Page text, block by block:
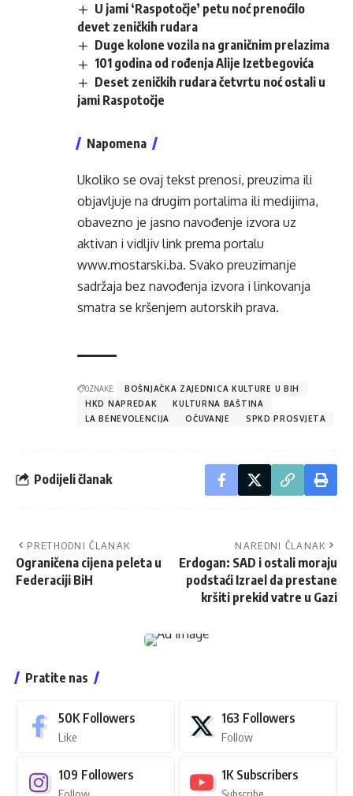
U jami ‘Raspotočje’ petu noć prenoćilo
devet zeničkih rudara
Duge kolone vozila na graničnim prelazima
101 godina od rođenja Alije Izetbegovića
Deset zeničkih rudara četvrtu noć ostali u
jami Raspotočje
Napomena
Ukoliko se ovaj tekst prenosi, preuzima ili
objavljuje na drugim portalima ili medijima,
obavezno je jasno navođenje izvora uz
aktivan i vidljiv link prema portalu
www.mostarski.ba. Svako preuzimanje
sadržaja bez navođenja izvora i linkovanja
smatra se kršenjem autorskih prava.
OZNAKE:
BOŠNJAČKA ZAJEDNICA KULTURE U BIH
HKD NAPREDAK
KULTURNA BAŠTINA
LA BENEVOLENCIJA
OČUVANJE SPKD PROSVJETA
Podijeli članak
PRETHODNI ČLANAK
Ograničena cijena peleta u
Federaciji BiH
NAREDNI ČLANAK
Erdogan: SAD i ostali moraju
podstaći Izrael da prestane
kršiti prekid vatre u Gazi
Pratite nas
50K Followers
Like
163 Followers
Follow
109 Followers 1K Subscribers